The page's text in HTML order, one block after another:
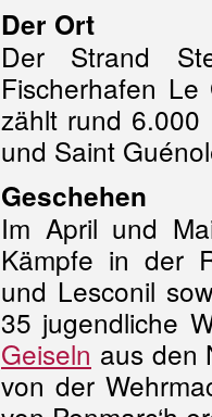
Der Ort
Der Strand
Fischerhafen Le
zählt rund 6.000
und Saint
Geschehen
Im April und
Kämpfe in der
und Lesconil
35 jugendliche
Geiseln aus den
von der